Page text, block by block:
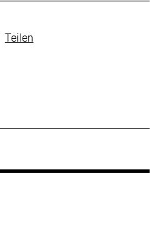
Teilen